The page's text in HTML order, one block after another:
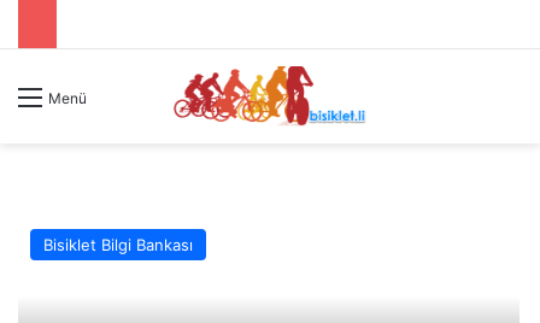
Menü
Bisiklet Bilgi Bankası